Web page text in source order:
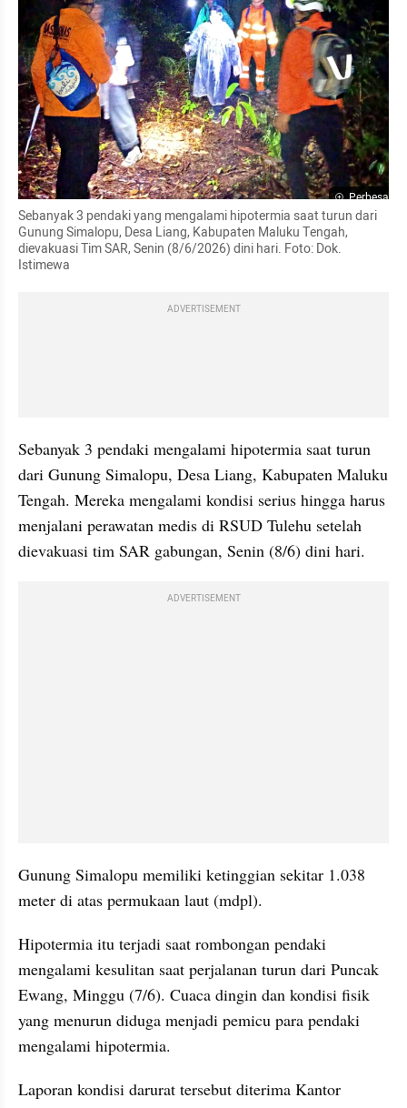
Perbesar
Sebanyak 3 pendaki yang mengalami hipotermia saat turun dari
Gunung Simalopu, Desa Liang, Kabupaten Maluku Tengah,
dievakuasi Tim SAR, Senin (8/6/2026) dini hari. Foto: Dok.
Istimewa
ADVERTISEMENT
Sebanyak 3 pendaki mengalami hipotermia saat turun
dari Gunung Simalopu, Desa Liang, Kabupaten Maluku
Tengah. Mereka mengalami kondisi serius hingga harus
menjalani perawatan medis di RSUD Tulehu setelah
dievakuasi tim SAR gabungan, Senin (8/6) dini hari.
ADVERTISEMENT
Gunung Simalopu memiliki ketinggian sekitar 1.038
meter di atas permukaan laut (mdpl).
Hipotermia itu terjadi saat rombongan pendaki
mengalami kesulitan saat perjalanan turun dari Puncak
Ewang, Minggu (7/6). Cuaca dingin dan kondisi fisik
yang menurun diduga menjadi pemicu para pendaki
mengalami hipotermia.
Laporan kondisi darurat tersebut diterima Kantor